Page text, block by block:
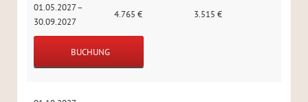
01.05.2027 –
30.09.2027
4.765 € 3.515 €
BUCHUNG